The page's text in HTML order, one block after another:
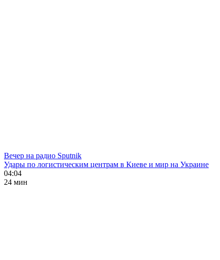
Вечер на радио Sputnik
Удары по логистическим центрам в Киеве и мир на Украине
04:04
24 мин